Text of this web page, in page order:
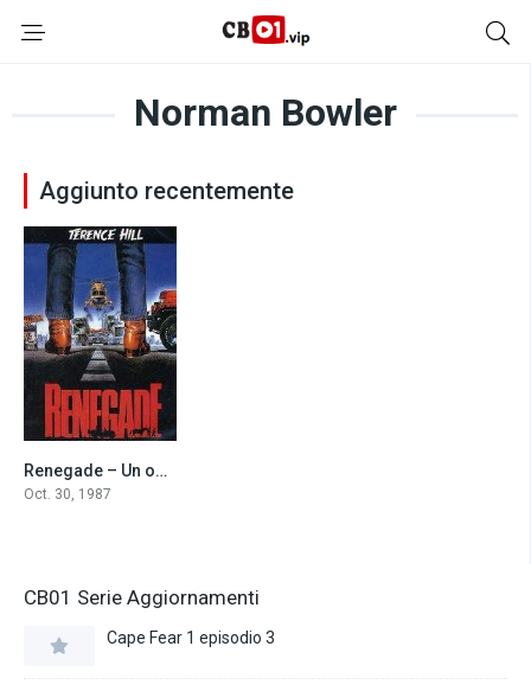
Norman Bowler
Aggiunto recentemente
6.3
Renegade – Un osso troppo duro (1987)
Oct. 30, 1987
CB01 Serie Aggiornamenti
Cape Fear 1 episodio 3